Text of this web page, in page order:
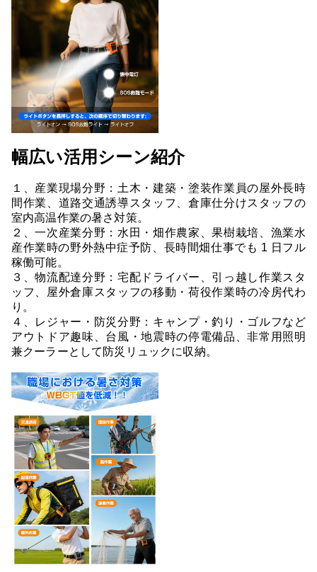
幅広い活用シーン紹介
１、産業現場分野：土木・建築・塗装作業員の屋外長時
間作業、道路交通誘導スタッフ、倉庫仕分けスタッフの
室内高温作業の暑さ対策。
２、一次産業分野：水田・畑作農家、果樹栽培、漁業水
産作業時の野外熱中症予防、長時間畑仕事でも 1 日フル
稼働可能。
３、物流配達分野：宅配ドライバー、引っ越し作業スタ
ッフ、屋外倉庫スタッフの移動・荷役作業時の冷房代わ
り。
４、レジャー・防災分野：キャンプ・釣り・ゴルフなど
アウトドア趣味、台風・地震時の停電備品、非常用照明
兼クーラーとして防災リュックに収納。